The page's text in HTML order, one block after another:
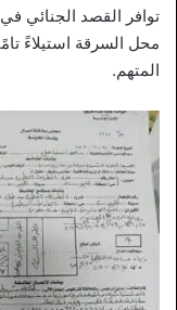
توافر القصد الجنائي
محل السرقة استيلاءً
المتهم.